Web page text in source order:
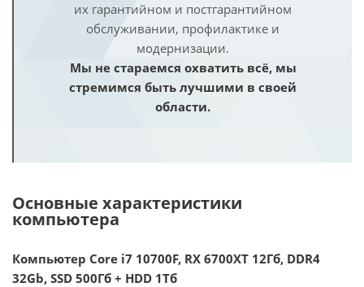
их гарантийном и постгарантийном
обслуживании, профилактике и
модернизации.
Мы не стараемся охватить всё, мы
стремимся быть лучшими в своей
области.
Основные характеристики
компьютера
Компьютер Core i7 10700F, RX 6700XT 12Гб, DDR4
32Gb, SSD 500Гб + HDD 1Тб